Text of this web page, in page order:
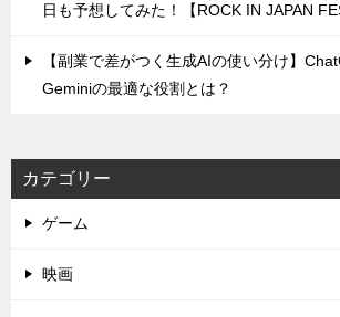
日も予想してみた！【ROCK IN JAPAN
【副業で差がつく生成AIの使い分け】
Geminiの最適な役割とは？
カテゴリー
ゲーム
映画